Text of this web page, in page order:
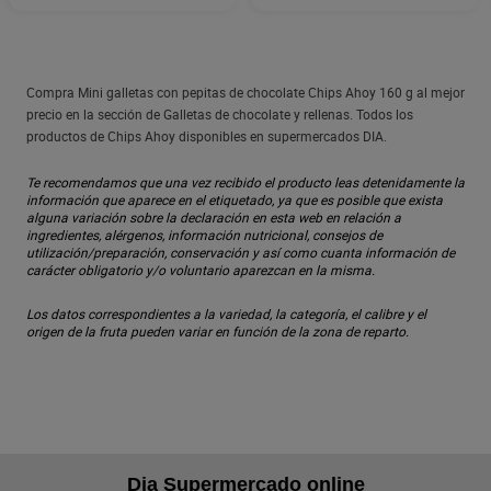
Compra Mini galletas con pepitas de chocolate Chips Ahoy 160 g al mejor
precio en la sección de Galletas de chocolate y rellenas. Todos los
productos de Chips Ahoy disponibles en supermercados DIA.
Te recomendamos que una vez recibido el producto leas detenidamente la
información que aparece en el etiquetado, ya que es posible que exista
alguna variación sobre la declaración en esta web en relación a
ingredientes, alérgenos, información nutricional, consejos de
utilización/preparación, conservación y así como cuanta información de
carácter obligatorio y/o voluntario aparezcan en la misma.
Los datos correspondientes a la variedad, la categoría, el calibre y el
origen de la fruta pueden variar en función de la zona de reparto.
Dia Supermercado online